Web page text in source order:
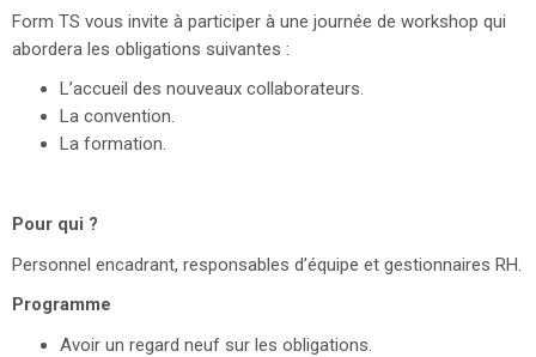
Form TS vous invite à participer à une journée de workshop qui
abordera les obligations suivantes :
L’accueil des nouveaux collaborateurs.
La convention.
La formation.
Pour qui ?
Personnel encadrant, responsables d’équipe et gestionnaires RH.
Programme
Avoir un regard neuf sur les obligations.